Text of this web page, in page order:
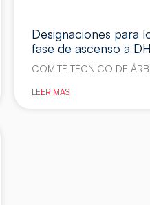
Designaciones para
fase de ascenso a
COMITÉ TÉCNICO DE
LEER MÁS